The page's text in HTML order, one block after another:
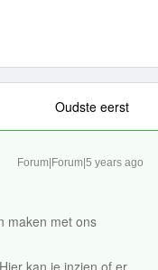
Oudste eerst
Forum|Forum|5 years ago
maken met ons
kan je inzien of er